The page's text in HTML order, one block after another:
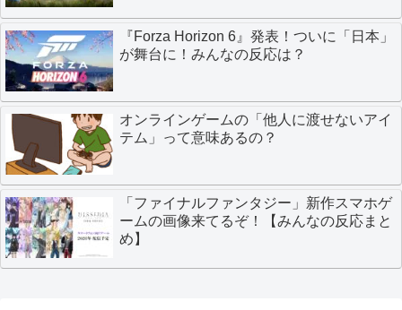
『Forza Horizon 6』発表！ついに「日本」
が舞台に！みんなの反応は？
オンラインゲームの「他人に渡せないアイ
テム」って意味あるの？
「ファイナルファンタジー」新作スマホゲ
ームの画像来てるぞ！【みんなの反応まと
め】